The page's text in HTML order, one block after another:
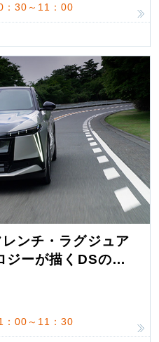
：30～11：00
ンチ・ラグジュア
ジーが描くDSの世
：00～11：30